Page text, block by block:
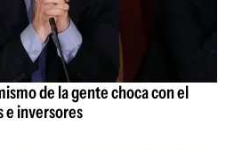
de la gente choca con el
e inversores